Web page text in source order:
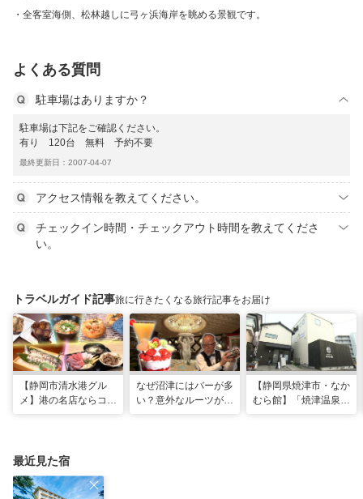
全客室海側、松林越しに弓ヶ浜海岸を眺める景観です。
よくある質問
駐車場はありますか？
駐車場は下記をご確認ください。
有り 120台 無料 予約不要
最終更新日：2007-04-07
アクセス情報を教えてください。
チェックイン時間・チェックアウト時間を教えてくださ
い。
トラベルガイド記事旅に行きたくなる旅行記事をお届け
【静岡市清水港グル
メ】港の名店ならコ
なぜ沼津にはバーが多
い？意外なルーツがわ
【静岡県焼津市・なか
むら館】「焼津温泉」
最近見た宿